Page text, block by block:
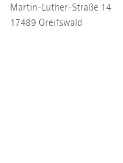
Martin-Luther-Straße 14
17489 Greifswald